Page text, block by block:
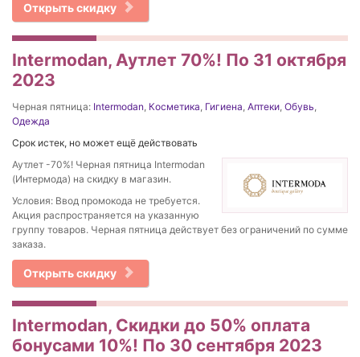
Открыть скидку
Intermodan, Аутлет 70%! По 31 октября
2023
Черная пятница: Intermodan, Косметика, Гигиена, Аптеки, Обувь,
Одежда
Срок истек, но может ещё действовать
Аутлет -70%! Черная пятница Intermodan
(Интермода) на скидку в магазин.
Условия: Ввод промокода не требуется.
Акция распространяется на указанную
группу товаров. Черная пятница действует без ограничений по сумме
заказа.
Открыть скидку
Intermodan, Скидки до 50% оплата
бонусами 10%! По 30 сентября 2023